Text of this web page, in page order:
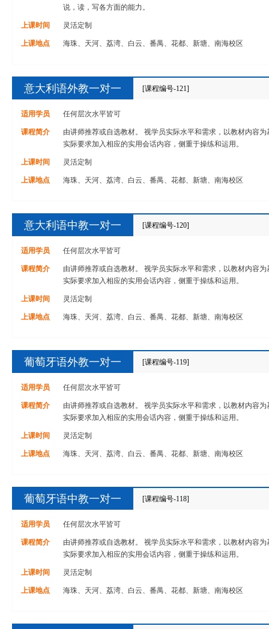
说，读，写各方面的能力。
上课时间 灵活定制
上课地点 海珠、天河、荔湾、白云、番禺、花都、新塘、南海校区
意大利语外教一对一 [课程编号-121]
适用学员 任何层次水平皆可
课程简介
由讲师推荐或自选教材。 视学员实际水平和需求，以教材内容
实际要求加入相应的实用会话内容，侧重于操练和运用。
上课时间 灵活定制
上课地点 海珠、天河、荔湾、白云、番禺、花都、新塘、南海校区
意大利语中教一对一 [课程编号-120]
适用学员 任何层次水平皆可
课程简介
由讲师推荐或自选教材。 视学员实际水平和需求，以教材内容
实际要求加入相应的实用会话内容，侧重于操练和运用。
上课时间 灵活定制
上课地点 海珠、天河、荔湾、白云、番禺、花都、新塘、南海校区
葡萄牙语外教一对一 [课程编号-119]
适用学员 任何层次水平皆可
课程简介
由讲师推荐或自选教材。 视学员实际水平和需求，以教材内容
实际要求加入相应的实用会话内容，侧重于操练和运用。
上课时间 灵活定制
上课地点 海珠、天河、荔湾、白云、番禺、花都、新塘、南海校区
葡萄牙语中教一对一 [课程编号-118]
适用学员 任何层次水平皆可
课程简介
由讲师推荐或自选教材。 视学员实际水平和需求，以教材内容
实际要求加入相应的实用会话内容，侧重于操练和运用。
上课时间 灵活定制
上课地点 海珠、天河、荔湾、白云、番禺、花都、新塘、南海校区